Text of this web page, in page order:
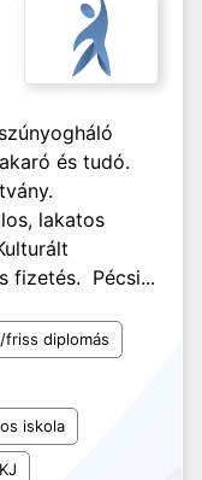
és tudó.
lakatos
fizetés. Pécsi...
friss diplomás
iskola